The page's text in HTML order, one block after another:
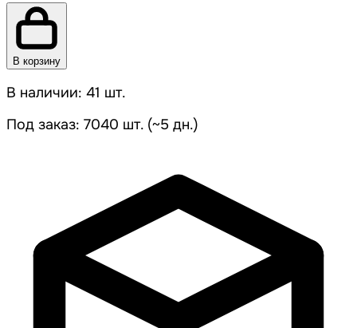
В корзину
В наличии: 41 шт.
Под заказ: 7040 шт. (~5 дн.)